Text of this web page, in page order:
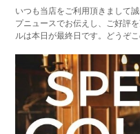
いつも当店をご利用頂きまして
プニュースでお伝えし、ご好評
ルは本日が最終日です。どうぞ